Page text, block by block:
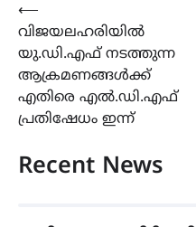
Post
navigation
⟵
വിജയലഹരിയിൽ
യു.ഡി.എഫ് നടത്തുന്ന
ആക്രമണങ്ങൾക്ക്
എതിരെ എൽ.ഡി.എഫ്
പ്രതിഷേധം ഇന്ന്
Recent News